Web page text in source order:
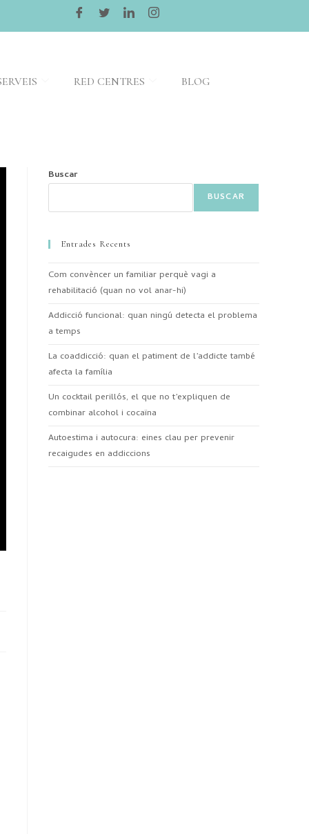
RED CENTRES
BLOG
Buscar
BUSCAR
Entrades Recents
Com convèncer un familiar perquè vagi a
rehabilitació (quan no vol anar-hi)
Addicció funcional: quan ningú detecta el problema
a temps
La coaddicció: quan el patiment de l’addicte també
afecta la família
Un cocktail perillós, el que no t’expliquen de
combinar alcohol i cocaïna
Autoestima i autocura: eines clau per prevenir
recaigudes en addiccions